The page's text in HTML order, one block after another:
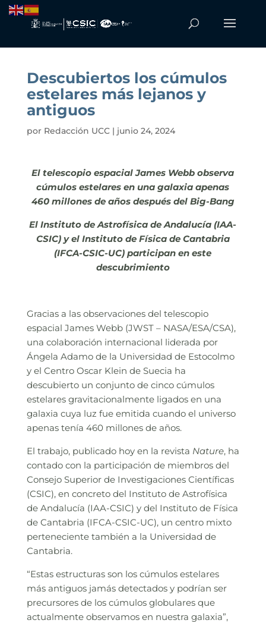
Descubiertos los cúmulos
estelares más lejanos y
antiguos
por Redacción UCC| junio 24, 2024
El telescopio espacial James Webb observa
cúmulos estelares en una galaxia apenas
460 millones de años después del Big-Bang
El Instituto de Astrofísica de Andalucía (IAA-
CSIC) y el Instituto de Física de Cantabria
(IFCA-CSIC-UC) participan en este
descubrimiento
Gracias a las observaciones del telescopio
espacial James Webb (JWST – NASA/ESA/CSA),
una colaboración internacional liderada por
Ángela Adamo de la Universidad de Estocolmo
y el Centro Oscar Klein de Suecia ha
descubierto un conjunto de cinco cúmulos
estelares gravitacionalmente ligados en una
galaxia cuya luz fue emitida cuando el universo
apenas tenía 460 millones de años.
El trabajo, publicado hoy en la revista Nature, ha
contado con la participación de miembros del
Consejo Superior de Investigaciones Científicas
(CSIC), en concreto del Instituto de Astrofísica
de Andalucía (IAA-CSIC) y del Instituto de Física
de Cantabria (IFCA-CSIC-UC), un centro mixto
perteneciente también a la Universidad de
Cantabria.
“Estas estructuras son los cúmulos estelares
más antiguos jamás detectados y podrían ser
precursores de los cúmulos globulares que
actualmente observamos en nuestra galaxia”,